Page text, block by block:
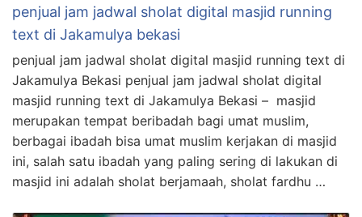
penjual jam jadwal sholat digital masjid running
text di Jakamulya bekasi
penjual jam jadwal sholat digital masjid running text di
Jakamulya Bekasi penjual jam jadwal sholat digital
masjid running text di Jakamulya Bekasi – masjid
merupakan tempat beribadah bagi umat muslim,
berbagai ibadah bisa umat muslim kerjakan di masjid
ini, salah satu ibadah yang paling sering di lakukan di
masjid ini adalah sholat berjamaah, sholat fardhu …